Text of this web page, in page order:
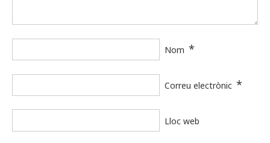
Nom *
Correu electrònic *
Lloc web